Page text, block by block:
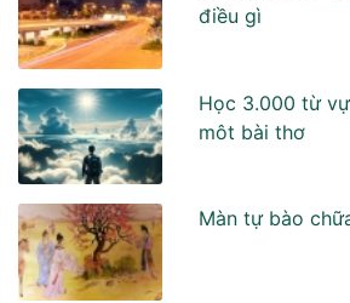
điều gì
Học 3.000 từ
môt bài thơ
Màn tự bào